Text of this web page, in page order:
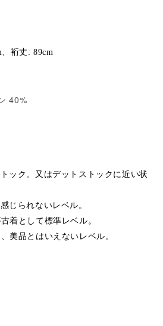
裄丈: 89cm
40%
ック。又はデットストックに近い状
じられないレベル。
着として標準レベル。
美品とはいえないレベル。